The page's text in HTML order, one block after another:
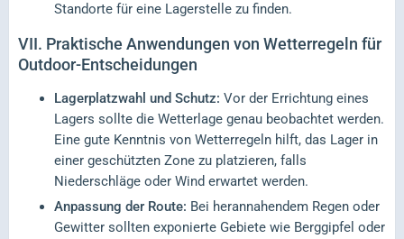
Standorte für eine Lagerstelle zu finden.
VII. Praktische Anwendungen von Wetterregeln für
Outdoor-Entscheidungen
Lagerplatzwahl und Schutz: Vor der Errichtung eines
Lagers sollte die Wetterlage genau beobachtet werden.
Eine gute Kenntnis von Wetterregeln hilft, das Lager in
einer geschützten Zone zu platzieren, falls
Niederschläge oder Wind erwartet werden.
Anpassung der Route: Bei herannahendem Regen oder
Gewitter sollten exponierte Gebiete wie Berggipfel oder